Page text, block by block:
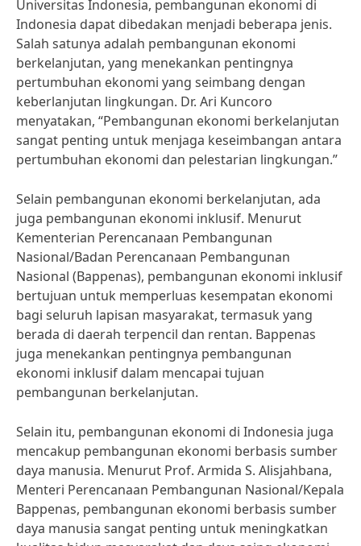
Universitas Indonesia, pembangunan ekonomi di
Indonesia dapat dibedakan menjadi beberapa jenis.
Salah satunya adalah pembangunan ekonomi
berkelanjutan, yang menekankan pentingnya
pertumbuhan ekonomi yang seimbang dengan
keberlanjutan lingkungan. Dr. Ari Kuncoro
menyatakan, “Pembangunan ekonomi berkelanjutan
sangat penting untuk menjaga keseimbangan antara
pertumbuhan ekonomi dan pelestarian lingkungan.”
Selain pembangunan ekonomi berkelanjutan, ada
juga pembangunan ekonomi inklusif. Menurut
Kementerian Perencanaan Pembangunan
Nasional/Badan Perencanaan Pembangunan
Nasional (Bappenas), pembangunan ekonomi inklusif
bertujuan untuk memperluas kesempatan ekonomi
bagi seluruh lapisan masyarakat, termasuk yang
berada di daerah terpencil dan rentan. Bappenas
juga menekankan pentingnya pembangunan
ekonomi inklusif dalam mencapai tujuan
pembangunan berkelanjutan.
Selain itu, pembangunan ekonomi di Indonesia juga
mencakup pembangunan ekonomi berbasis sumber
daya manusia. Menurut Prof. Armida S. Alisjahbana,
Menteri Perencanaan Pembangunan Nasional/Kepala
Bappenas, pembangunan ekonomi berbasis sumber
daya manusia sangat penting untuk meningkatkan